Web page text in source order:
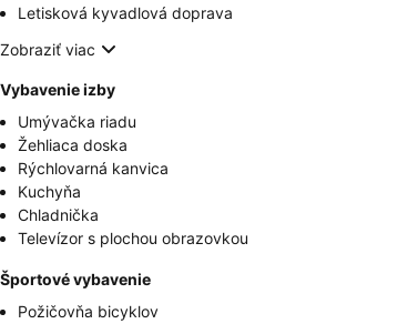
Letisková kyvadlová doprava
Zobraziť viac
Vybavenie izby
Umývačka riadu
Žehliaca doska
Rýchlovarná kanvica
Kuchyňa
Chladnička
Televízor s plochou obrazovkou
Športové vybavenie
Požičovňa bicyklov